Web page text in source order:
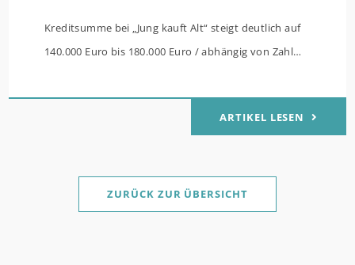
Kreditsumme bei „Jung kauft Alt“ steigt deutlich auf
140.000 Euro bis 180.000 Euro / abhängig von Zahl
verbilligt: Heutiger Zins bei 0,53 Prozent effektiv bei
35 Jahren Laufzeit und 10 Jahren Zinsbindung
Sanierung in Einzelmaßnahmen ab sofort möglich
ARTIKEL LESEN
ZURÜCK ZUR ÜBERSICHT